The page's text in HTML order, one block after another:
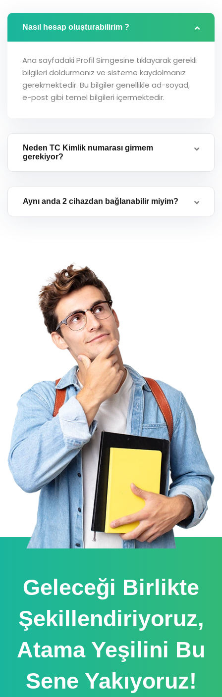
Nasıl hesap oluşturabilirim ?
Ana sayfadaki Profil Simgesine tıklayarak gerekli
bilgileri doldurmanız ve sisteme kaydolmanız
gerekmektedir. Bu bilgiler genellikle ad-soyad,
e-post gibi temel bilgileri içermektedir.
Neden TC Kimlik numarası girmem
gerekiyor?
Aynı anda 2 cihazdan bağlanabilir miyim?
Geleceği Birlikte
Şekillendiriyoruz,
Atama Yeşilini Bu
Sene Yakıyoruz!